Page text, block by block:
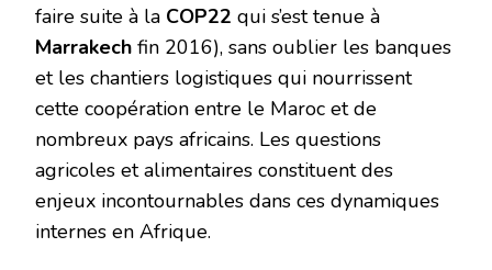
faire suite à la COP22 qui s’est tenue à
Marrakech fin 2016), sans oublier les banques
et les chantiers logistiques qui nourrissent
cette coopération entre le Maroc et de
nombreux pays africains. Les questions
agricoles et alimentaires constituent des
enjeux incontournables dans ces dynamiques
internes en Afrique.